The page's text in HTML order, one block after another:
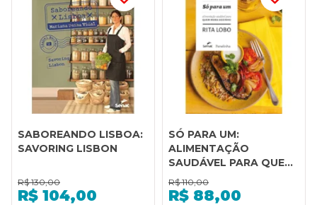
SABOREANDO LISBOA:
SAVORING LISBON
R$ 130,00
R$ 104,00
SÓ PARA UM:
ALIMENTAÇÃO
SAUDÁVEL PARA QUEM
MORA SOZINHO
R$ 110,00
R$ 88,00